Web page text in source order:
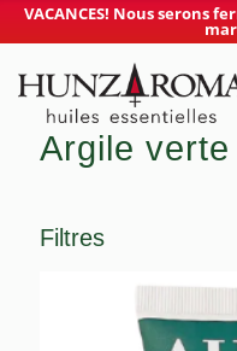
VACANCES! Nous serons
Argile
Filtres